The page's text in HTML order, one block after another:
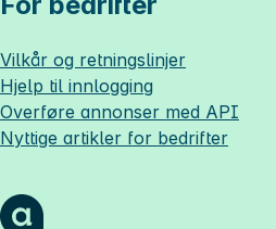
Vilkår og retningslinjer
Hjelp til innlogging
Overføre annonser med API
Nyttige artikler for bedrifter